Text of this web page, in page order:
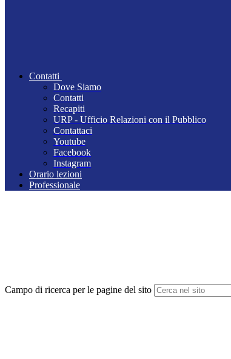
Contatti
Dove Siamo
Contatti
Recapiti
URP - Ufficio Relazioni con il Pubblico
Contattaci
Youtube
Facebook
Instagram
Orario lezioni
Professionale
Campo di ricerca per le pagine del sito